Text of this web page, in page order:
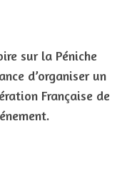
sur la Péniche
d’organiser un
Française de